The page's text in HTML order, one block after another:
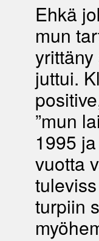
Ehkä
mun
juttui.
”mun
1995
vuotta
turpiin